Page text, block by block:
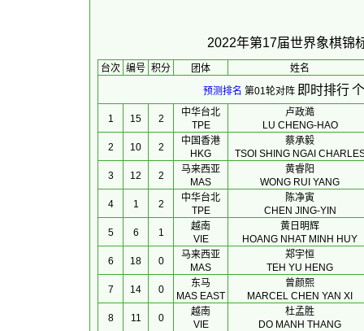
2022年第17届世界象棋锦
台次 编号 积分 团体
姓名
预测排名 第01轮对阵 即时排行
1 15 2
中华台北
TPE
卢政澔
LU CHENG-HAO
2
10 2
中国香港
HKG
蔡承毅
TSOI SHING NGAI
3
12 2
马来西亚
MAS
黄睿阳
WONG RUI YANG
4
1 2
中华台北
TPE
陈净寅
CHEN JING-YIN
5
6 1
越南
VIE
黄日明辉
HOANG NHAT MINH HUY
6
18 0
马来西亚
MAS
郑宇恒
TEH YU HENG
7
14 0
东马
MAS EAST
曾颜熙
MARCEL CHEN YAN XI
8
11 0
越南
VIE
杜孟胜
DO MANH THANG